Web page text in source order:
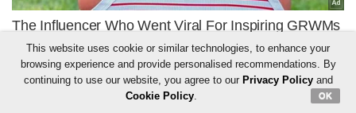
This website uses cookie or similar technologies, to enhance your
browsing experience and provide personalised recommendations. By
continuing to use our website, you agree to our Privacy Policyand
Cookie Policy. OK